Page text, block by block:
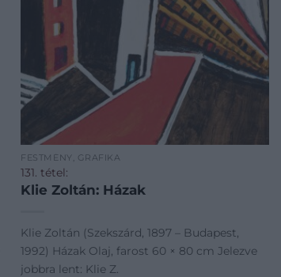
FESTMÉNY, GRAFIKA
131. tétel:
Klie Zoltán: Házak
Klie Zoltán (Szekszárd, 1897 – Budapest,
1992) Házak Olaj, farost 60 × 80 cm Jelezve
jobbra lent: Klie Z.